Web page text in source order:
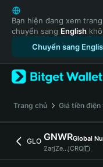
English
日本語
Tiếng Việt
Русский
Español
Türkçe
Français
Deutsch
繁體中文
Português (Portugal)
Bạn hiện đang xem
chuyển sang English
Chuyển sang
‌Trang chủ Giá tiền điện
GLO GNWR
2arjZe...jCRQ